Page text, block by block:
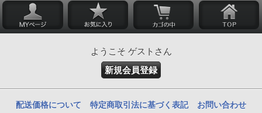
ようこそ ゲストさん
新規会員登録
配送価格について 特定商取引法に基づく表記 お問い合わせ